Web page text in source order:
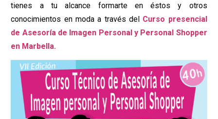
tienes a tu alcance formarte en éstos y otros
conocimientos en moda a través del Curso presencial
de Asesoría de Imagen Personal y Personal Shopper
en Marbella.